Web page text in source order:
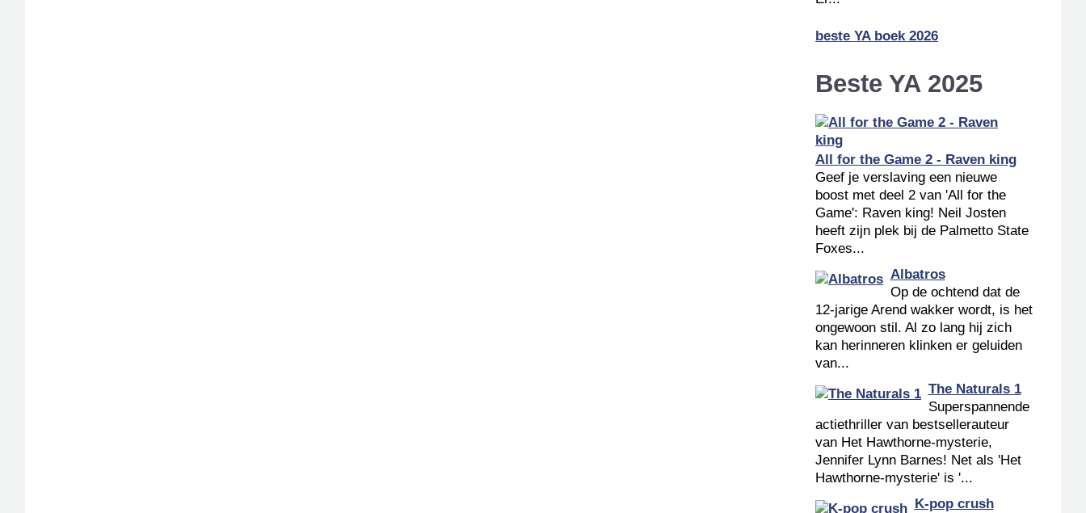
beste YA boek 2026
Beste YA 2025
All for the Game 2 - Raven king
Geef je verslaving een nieuwe
boost met deel 2 van 'All for the
Game': Raven king! Neil Josten
heeft zijn plek bij de Palmetto State
Foxes...
Albatros
Op de ochtend dat de
12-jarige Arend wakker wordt, is het
ongewoon stil. Al zo lang hij zich
kan herinneren klinken er geluiden
van...
The Naturals 1
Superspannende
actiethriller van bestsellerauteur
van Het Hawthorne-mysterie,
Jennifer Lynn Barnes! Net als 'Het
Hawthorne-mysterie' is '...
K-pop crush